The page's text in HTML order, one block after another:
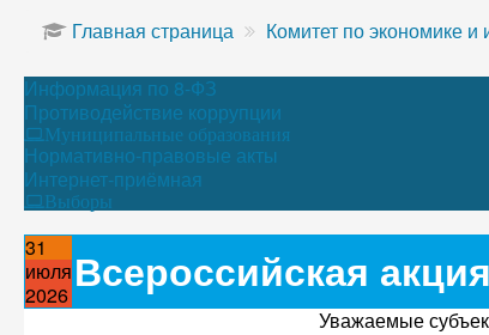
Главная страница Комитет по экономике и
Информация по 8-ФЗ
Противодействие коррупции
Муниципальные образования
Нормативно-правовые акты
Интернет-приёмная
Выборы
31
июля
2026 Всероссийская
Уважаемые